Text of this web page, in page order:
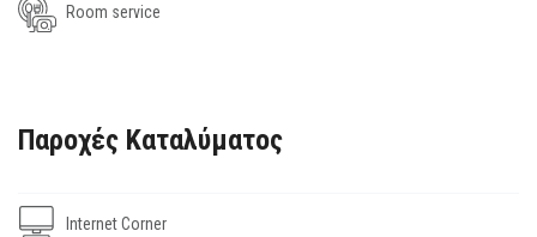
Room service
Παροχές Καταλύματος
Internet Corner